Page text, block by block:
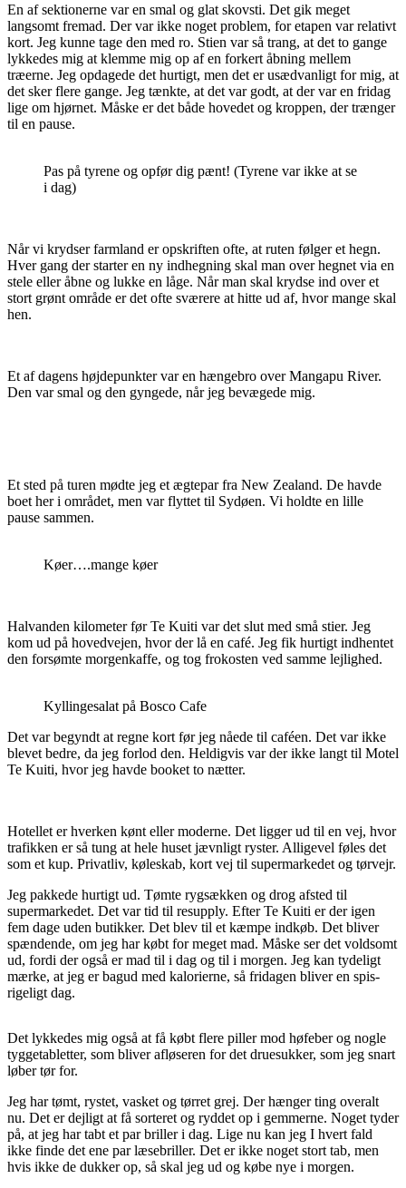
En af sektionerne var en smal og glat skovsti. Det gik meget
langsomt fremad. Der var ikke noget problem, for etapen var relativt
kort. Jeg kunne tage den med ro. Stien var så trang, at det to gange
lykkedes mig at klemme mig op af en forkert åbning mellem
træerne. Jeg opdagede det hurtigt, men det er usædvanligt for mig, at
det sker flere gange. Jeg tænkte, at det var godt, at der var en fridag
lige om hjørnet. Måske er det både hovedet og kroppen, der trænger
til en pause.
Pas på tyrene og opfør dig pænt! (Tyrene var ikke at se
i dag)
Når vi krydser farmland er opskriften ofte, at ruten følger et hegn.
Hver gang der starter en ny indhegning skal man over hegnet via en
stele eller åbne og lukke en låge. Når man skal krydse ind over et
stort grønt område er det ofte sværere at hitte ud af, hvor mange skal
hen.
Et af dagens højdepunkter var en hængebro over Mangapu River.
Den var smal og den gyngede, når jeg bevægede mig.
Et sted på turen mødte jeg et ægtepar fra New Zealand. De havde
boet her i området, men var flyttet til Sydøen. Vi holdte en lille
pause sammen.
Køer….mange køer
Halvanden kilometer før Te Kuiti var det slut med små stier. Jeg
kom ud på hovedvejen, hvor der lå en café. Jeg fik hurtigt indhentet
den forsømte morgenkaffe, og tog frokosten ved samme lejlighed.
Kyllingesalat på Bosco Cafe
Det var begyndt at regne kort før jeg nåede til caféen. Det var ikke
blevet bedre, da jeg forlod den. Heldigvis var der ikke langt til Motel
Te Kuiti, hvor jeg havde booket to nætter.
Hotellet er hverken kønt eller moderne. Det ligger ud til en vej, hvor
trafikken er så tung at hele huset jævnligt ryster. Alligevel føles det
som et kup. Privatliv, køleskab, kort vej til supermarkedet og tørvejr.
Jeg pakkede hurtigt ud. Tømte rygsækken og drog afsted til
supermarkedet. Det var tid til resupply. Efter Te Kuiti er der igen
fem dage uden butikker. Det blev til et kæmpe indkøb. Det bliver
spændende, om jeg har købt for meget mad. Måske ser det voldsomt
ud, fordi der også er mad til i dag og til i morgen. Jeg kan tydeligt
mærke, at jeg er bagud med kalorierne, så fridagen bliver en spis-
rigeligt dag.
Det lykkedes mig også at få købt flere piller mod høfeber og nogle
tyggetabletter, som bliver afløseren for det druesukker, som jeg snart
løber tør for.
Jeg har tømt, rystet, vasket og tørret grej. Der hænger ting overalt
nu. Det er dejligt at få sorteret og ryddet op i gemmerne. Noget tyder
på, at jeg har tabt et par briller i dag. Lige nu kan jeg I hvert fald
ikke finde det ene par læsebriller. Det er ikke noget stort tab, men
hvis ikke de dukker op, så skal jeg ud og købe nye i morgen.